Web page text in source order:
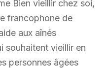
Bien vieillir chez soi,
francophone de
aux aînés
souhaitent vieillir en
personnes âgées